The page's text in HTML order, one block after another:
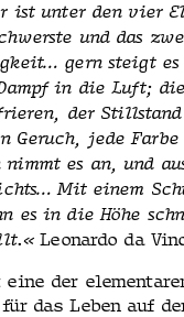
ist unter den vier
und das
gern steigt
in die Luft;
der
Geruch, jede
nimmt es an, und
Mit einem
es in die Höhe
Leonar­do da
eine der
das Leben auf